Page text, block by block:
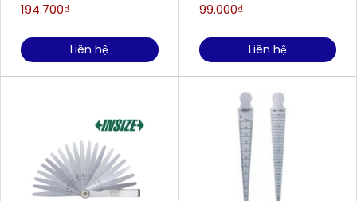
194.700₫
Liên hệ
99.000₫
Liên hệ